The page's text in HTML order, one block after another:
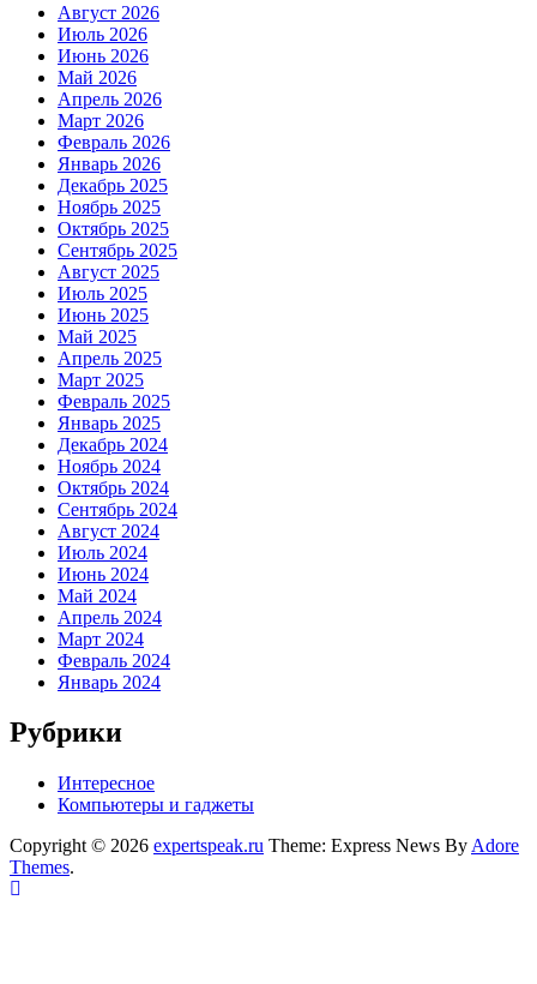
Август 2026
Июль 2026
Июнь 2026
Май 2026
Апрель 2026
Март 2026
Февраль 2026
Январь 2026
Декабрь 2025
Ноябрь 2025
Октябрь 2025
Сентябрь 2025
Август 2025
Июль 2025
Июнь 2025
Май 2025
Апрель 2025
Март 2025
Февраль 2025
Январь 2025
Декабрь 2024
Ноябрь 2024
Октябрь 2024
Сентябрь 2024
Август 2024
Июль 2024
Июнь 2024
Май 2024
Апрель 2024
Март 2024
Февраль 2024
Январь 2024
Рубрики
Интересное
Компьютеры и гаджеты
Copyright © 2026 expertspeak.ru Theme: Express News By Adore
Themes.